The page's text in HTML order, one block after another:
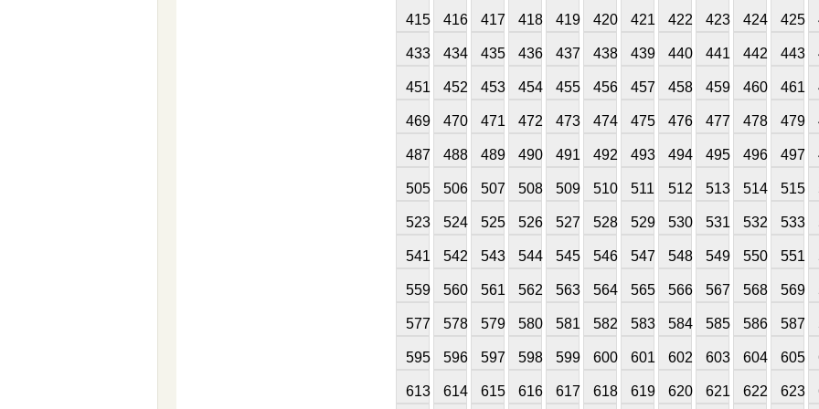
415 416 417 418 419 420 421 422 423 424 425
433 434 435 436 437 438 439 440 441 442 443
451 452 453 454 455 456 457 458 459 460 461
469 470 471 472 473 474 475 476 477 478 479
487 488 489 490 491 492 493 494 495 496 497
505 506 507 508 509 510 511 512 513 514 515
523 524 525 526 527 528 529 530 531 532 533
541 542 543 544 545 546 547 548 549 550 551
559 560 561 562 563 564 565 566 567 568 569
577 578 579 580 581 582 583 584 585 586 587
595 596 597 598 599 600 601 602 603 604 605
613 614 615 616 617 618 619 620 621 622 623